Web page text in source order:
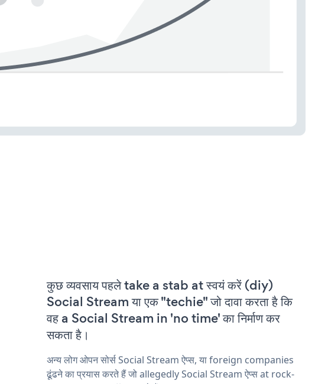
कुछ व्यवसाय पहले take a stab at स्वयं करें (diy)
Social Stream या एक "techie" जो दावा करता है कि
वह a Social Stream in 'no time' का निर्माण कर
सकता है।
अन्य लोग ओपन सोर्स Social Stream ऐप्स, या foreign companies
ढूंढने का प्रयास करते हैं जो allegedly Social Stream ऐप्स at rock-